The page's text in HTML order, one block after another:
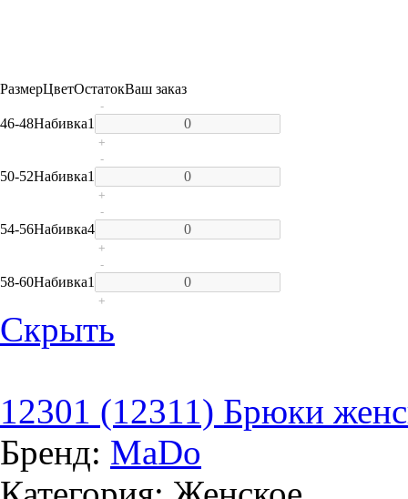
РазмерЦветОстатокВаш заказ
46-48Набивка1
-
+
50-52Набивка1
-
+
54-56Набивка4
-
+
58-60Набивка1
-
+
Скрыть
12301 (12311) Брюки
Бренд: MaDo